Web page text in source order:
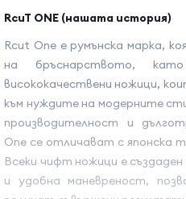
RcuT ONE (нашата история)
Rcut One e румънска марка,
на бръснарството,
висококачествени ножици,
към нуждите на модерните
производителност и
One се отличават с японска
Всеки чифт ножици е
и удобна маневреност,